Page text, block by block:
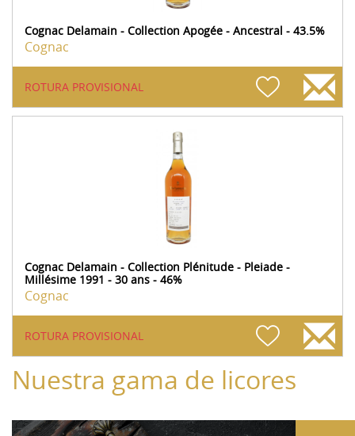
Cognac Delamain - Collection Apogée - Ancestral - 43.5%
Cognac
ROTURA PROVISIONAL
Cognac Delamain - Collection Plénitude - Pleiade -
Millésime 1991 - 30 ans - 46%
Cognac
ROTURA PROVISIONAL
Nuestra gama de licores